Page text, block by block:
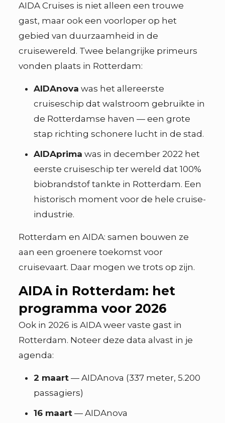
AIDA Cruises is niet alleen een trouwe
gast, maar ook een voorloper op het
gebied van duurzaamheid in de
cruisewereld. Twee belangrijke primeurs
vonden plaats in Rotterdam:
AIDAnova was het allereerste
cruiseschip dat walstroom gebruikte in
de Rotterdamse haven — een grote
stap richting schonere lucht in de stad.
AIDAprima was in december 2022 het
eerste cruiseschip ter wereld dat 100%
biobrandstof tankte in Rotterdam. Een
historisch moment voor de hele cruise-
industrie.
Rotterdam en AIDA: samen bouwen ze
aan een groenere toekomst voor
cruisevaart. Daar mogen we trots op zijn.
AIDA in Rotterdam: het
programma voor 2026
Ook in 2026 is AIDA weer vaste gast in
Rotterdam. Noteer deze data alvast in je
agenda:
2 maart— AIDAnova (337 meter, 5.200
passagiers)
16 maart— AIDAnova